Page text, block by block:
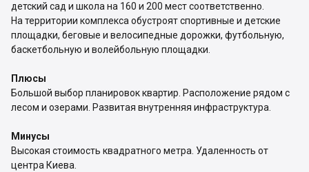
детский сад и школа на 160 и 200 мест соответственно.
На территории комплекса обустроят спортивные и детские
площадки, беговые и велосипедные дорожки, футбольную,
баскетбольную и волейбольную площадки.
Плюсы
Большой выбор планировок квартир. Расположение рядом с
лесом и озерами. Развитая внутренняя инфраструктура.
Минусы
Высокая стоимость квадратного метра. Удаленность от
центра Киева.